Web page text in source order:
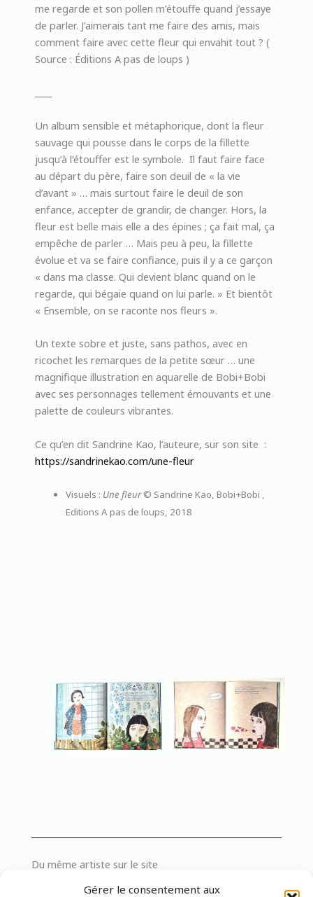
Gérer le consentement aux
me regarde et son pollen m’étouffe quand j’essaye
de parler. J’aimerais tant me faire des amis, mais
comment faire avec cette fleur qui envahit tout ? (
Source : Éditions A pas de loups )
Un album sensible et métaphorique, dont la fleur
sauvage qui pousse dans le corps de la fillette
jusqu’à l’étouffer est le symbole. Il faut faire face
au départ du père, faire son deuil de « la vie
d’avant » … mais surtout faire le deuil de son
enfance, accepter de grandir, de changer. Hors, la
fleur est belle mais elle a des épines ; ça fait mal, ça
empêche de parler … Mais peu à peu, la fillette
évolue et va se faire confiance, puis il y a ce garçon
« dans ma classe. Qui devient blanc quand on le
regarde, qui bégaie quand on lui parle. » Et bientôt
« Ensemble, on se raconte nos fleurs ».
Un texte sobre et juste, sans pathos, avec en
ricochet les remarques de la petite sœur … une
magnifique illustration en aquarelle de Bobi+Bobi
avec ses personnages tellement émouvants et une
palette de couleurs vibrantes.
Ce qu’en dit Sandrine Kao, l’auteure, sur son site :
https://sandrinekao.com/une-fleur
Visuels : Une fleur© Sandrine Kao, Bobi+Bobi ,
Editions A pas de loups, 2018
Du même artiste sur le site